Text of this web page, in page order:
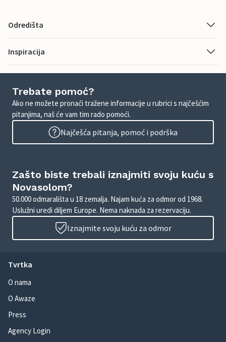
Odredišta
Inspiracija
Trebate pomoć?
Ako ne možete pronaći tražene informacije u rubrici s najčešćim
pitanjima, naš će vam tim rado pomoći.
Najčešća pitanja, pomoć i podrška
Zašto biste trebali iznajmiti svoju kuću s
Novasolom?
50.000 odmarališta u 18 zemalja. Najam kuća za odmor od 1968.
Uslužni uredi diljem Europe. Nema naknada za rezervaciju.
Iznajmite svoju kuću za odmor
Tvrtka
O nama
O Awaze
Press
Agency Login